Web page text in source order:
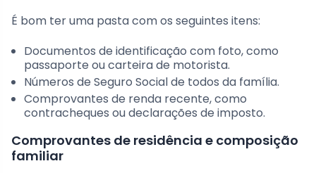
É bom ter uma pasta com os seguintes itens:
Documentos de identificação com foto, como
passaporte ou carteira de motorista.
Números de Seguro Social de todos da família.
Comprovantes de renda recente, como
contracheques ou declarações de imposto.
Comprovantes de residência e composição
familiar